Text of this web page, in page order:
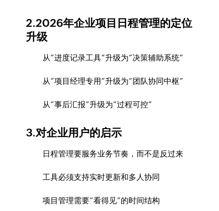
2.2026年企业项目日程管理的定位
升级
从“进度记录工具”升级为“决策辅助系统”
从“项目经理专用”升级为“团队协同中枢”
从“事后汇报”升级为“过程可控”
3.对企业用户的启示
日程管理要服务业务节奏，而不是反过来
工具必须支持实时更新和多人协同
项目管理需要“看得见”的时间结构